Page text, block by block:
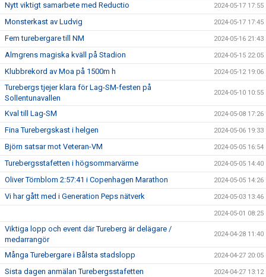
Nytt viktigt samarbete med Reductio 2024-05-17 17:55
Monsterkast av Ludvig 2024-05-17 17:45
Fem turebergare till NM 2024-05-16 21:43
Almgrens magiska kväll på Stadion 2024-05-15 22:05
Klubbrekord av Moa på 1500m h 2024-05-12 19:06
Turebergs tjejer klara för Lag-SM-festen på
Sollentunavallen
2024-05-10 10:55
Kval till Lag-SM 2024-05-08 17:26
Fina Turebergskast i helgen 2024-05-06 19:33
Björn satsar mot Veteran-VM 2024-05-05 16:54
Turebergsstafetten i högsommarvärme 2024-05-05 14:40
Oliver Törnblom 2:57:41 i Copenhagen Marathon 2024-05-05 14:26
Vi har gått med i Generation Peps nätverk 2024-05-03 13:46
2024-05-01 08:25
Viktiga lopp och event där Tureberg är delägare /
medarrangör
2024-04-28 11:40
Många Turebergare i Bålsta stadslopp 2024-04-27 20:05
Sista dagen anmälan Turebergsstafetten 2024-04-27 13:12